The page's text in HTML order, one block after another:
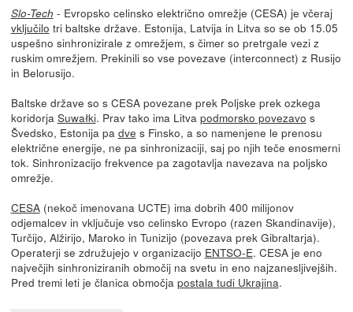
Slo-Tech - Evropsko celinsko električno omrežje (CESA) je včeraj
vključilo tri baltske države. Estonija, Latvija in Litva so se ob 15.05
uspešno sinhronizirale z omrežjem, s čimer so pretrgale vezi z
ruskim omrežjem. Prekinili so vse povezave (interconnect) z Rusijo
in Belorusijo.
Baltske države so s CESA povezane prek Poljske prek ozkega
koridorja Suwałki. Prav tako ima Litva podmorsko povezavo s
Švedsko, Estonija pa dve s Finsko, a so namenjene le prenosu
električne energije, ne pa sinhronizaciji, saj po njih teče enosmerni
tok. Sinhronizacijo frekvence pa zagotavlja navezava na poljsko
omrežje.
CESA(nekoč imenovana UCTE) ima dobrih 400 milijonov
odjemalcev in vključuje vso celinsko Evropo (razen Skandinavije),
Turčijo, Alžirijo, Maroko in Tunizijo (povezava prek Gibraltarja).
Operaterji se združujejo v organizacijo ENTSO-E. CESA je eno
največjih sinhroniziranih območij na svetu in eno najzanesljivejših.
Pred tremi leti je članica območja postala tudi Ukrajina.